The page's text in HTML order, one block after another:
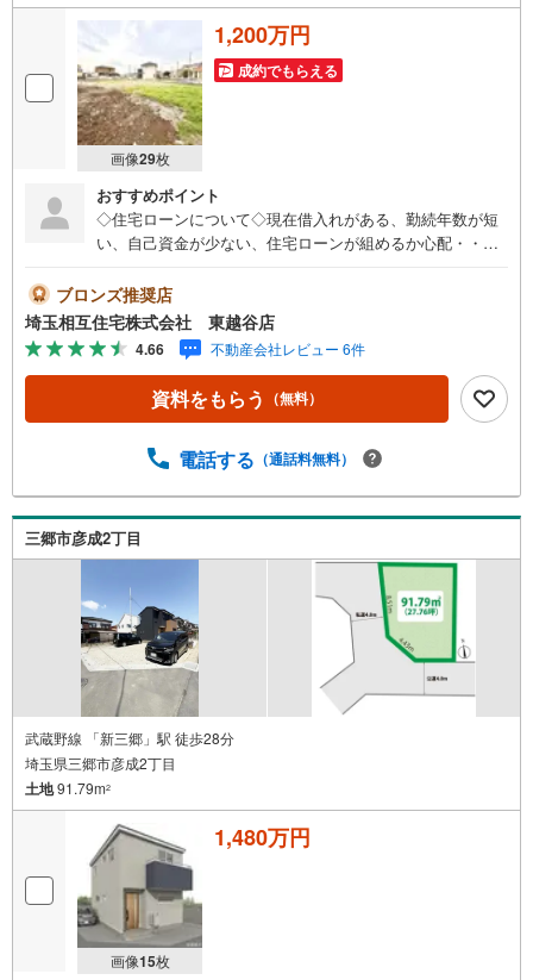
画像29枚
1,200万円
成約でもらえる
おすすめポイント
◇住宅ローンについて◇現在借入れがある、勤続年数が短
い、自己資金が少ない、住宅ローンが組めるか心配・・・
ーおります！お気軽にご相談下さい。◇買取保証付き売却
システム◇お住み替えでご自宅が売れない、不動産早期現
金化をしたい、他社に販売活動を依頼しているが売れな
い・・・そう思われている方。一定期間で成約に至らなか
った場合、予め設定させていただいた金額で当社が買取致
します。越谷の戸建、土地、マンション買取は弊社まで！
いただき、ご契約になりますと素敵な特典を差し上げま
イクロン掃除機等をプレゼント♪（特典は当社一定基準を
設けております。詳しくはお問合せ下さい）◇お子様がい
るお客様でも安心◇キッズスペース完備。チャイルドシー
トも完備しているので、必要の際はお声掛け下さい。
ブロンズ推奨店
埼玉相互住宅株式会社 東越谷店
4.66 不動産会社レビュー 6件
資料をもらう （無料）
電話する （通話料無料）
三郷市彦成2丁目
武蔵野線 「新三郷」駅 徒歩28分
埼玉県三郷市彦成2丁目
土地91.79m2
画像15枚
1,480万円